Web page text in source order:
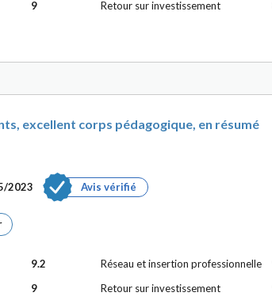
9
Retour sur investissement
excellent corps pédagogique, en résumé
2023 Avis vérifié
9.2
9
Réseau et insertion professionnelle
Retour sur investissement